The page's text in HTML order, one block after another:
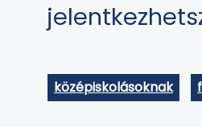
középiskolásoknak